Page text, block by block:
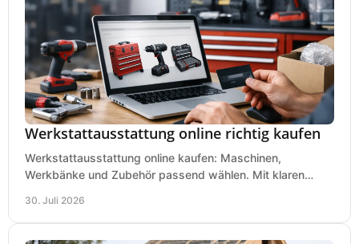
Werkstattausstattung online richtig kaufen
Werkstattausstattung online kaufen: Maschinen,
Werkbänke und Zubehör passend wählen. Mit klaren
30. Juli 2026